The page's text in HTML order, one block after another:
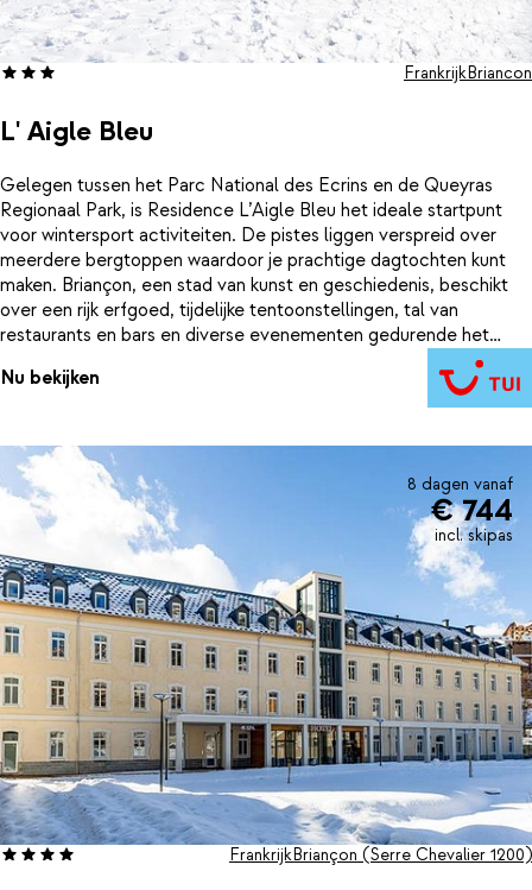
L' Aigle Bleu
FrankrijkBriancon
Gelegen tussen het Parc National des Ecrins en de Queyras
Regionaal Park, is Residence L’Aigle Bleu het ideale startpunt
voor wintersport activiteiten. De pistes liggen verspreid over
meerdere bergtoppen waardoor je prachtige dagtochten kunt
maken. Briançon, een stad van kunst en geschiedenis, beschikt
over een rijk erfgoed, tijdelijke tentoonstellingen, tal van
restaurants en bars en diverse evenementen gedurende het
comfort voor een aangenaam verblijf, een wellness om te
relaxen, de mogelijkheid om bijna tot aan de deur te skiën.
Nu bekijken
8 dagen vanaf
€ 744
incl. skipas
FrankrijkBriançon (Serre Chevalier 1200)